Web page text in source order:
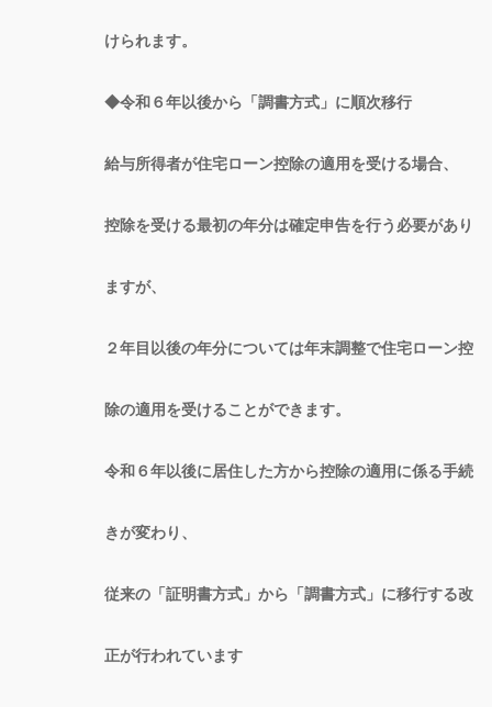
けられます。
◆令和６年以後から「調書方式」に順次移行
給与所得者が住宅ローン控除の適用を受ける場合、
控除を受ける最初の年分は確定申告を行う必要があり
ますが、
２年目以後の年分については年末調整で住宅ローン控
除の適用を受けることができます。
令和６年以後に居住した方から控除の適用に係る手続
きが変わり、
従来の「証明書方式」から「調書方式」に移行する改
正が行われています